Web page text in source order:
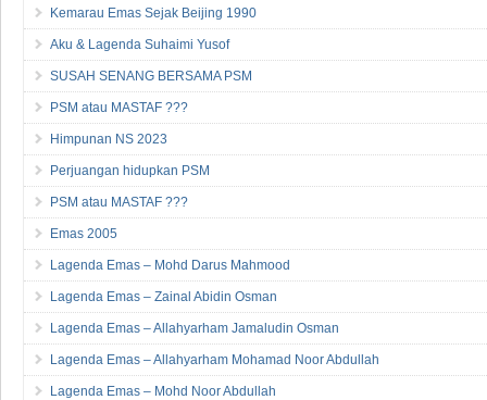
Kemarau Emas Sejak Beijing 1990
Aku & Lagenda Suhaimi Yusof
SUSAH SENANG BERSAMA PSM
PSM atau MASTAF ???
Himpunan NS 2023
Perjuangan hidupkan PSM
PSM atau MASTAF ???
Emas 2005
Lagenda Emas – Mohd Darus Mahmood
Lagenda Emas – Zainal Abidin Osman
Lagenda Emas – Allahyarham Jamaludin Osman
Lagenda Emas – Allahyarham Mohamad Noor Abdullah
Lagenda Emas – Mohd Noor Abdullah